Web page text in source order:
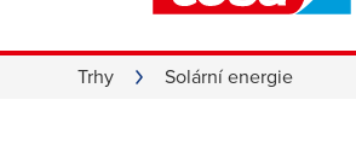
Trhy Solární energie